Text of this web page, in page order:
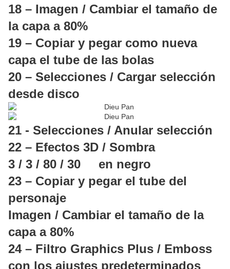
18 – Imagen / Cambiar el tamaño de
la capa a 80%
19 – Copiar y pegar como nueva
capa el tube de las bolas
20 – Selecciones / Cargar selección
desde disco
21 - Selecciones / Anular selección
22 – Efectos 3D / Sombra
3 / 3 / 80 / 30 en negro
23 – Copiar y pegar el tube del
personaje
Imagen / Cambiar el tamaño de la
capa a 80%
24 – Filtro Graphics Plus / Emboss
con los ajustes predeterminados